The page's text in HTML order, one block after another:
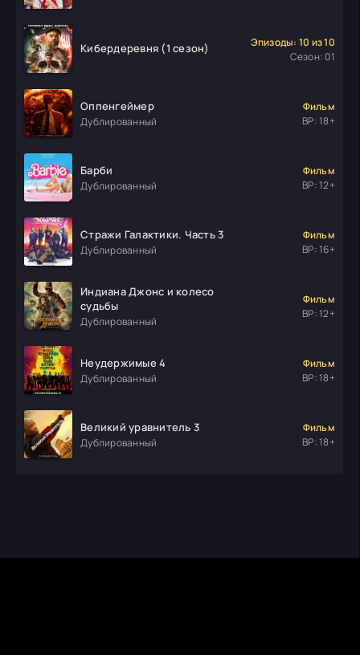
Кибердеревня (1 сезон)
Эпизоды: 10 из 10
Сезон: 01
Оппенгеймер
Дублированный
Фильм
ВР: 18+
Барби
Дублированный
Фильм
ВР: 12+
Стражи Галактики. Часть 3
Дублированный
Фильм
ВР: 16+
Индиана Джонс и колесо
судьбы
Дублированный
Фильм
ВР: 12+
Неудержимые 4
Дублированный
Фильм
ВР: 18+
Великий уравнитель 3
Дублированный
Фильм
ВР: 18+